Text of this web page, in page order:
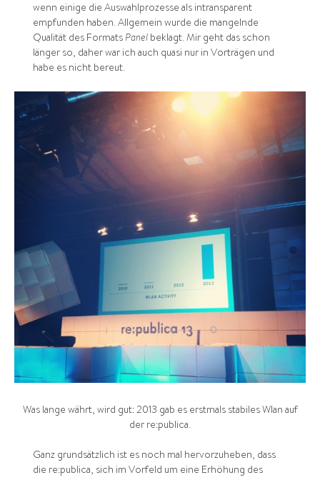
wenn einige die Auswahlprozesse als intransparent
empfunden haben. Allgemein wurde die mangelnde
Qualität des Formats Panelbeklagt. Mir geht das schon
länger so, daher war ich auch quasi nur in Vorträgen und
habe es nicht bereut.
Was lange währt, wird gut: 2013 gab es erstmals stabiles Wlan auf
der re:publica.
Ganz grundsätzlich ist es noch mal hervorzuheben, dass
die re:publica, sich im Vorfeld um eine Erhöhung des